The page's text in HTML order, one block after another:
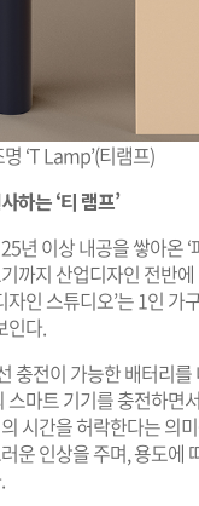
‘T Lamp’(티램프)
하는 ‘티 램프’
년 이상 내공을 쌓아온 ‘
까지 산업디자인 전반
자인 스튜디오’는 1인 가
인다.
충전이 가능한 배터리
스마트 기기를 충전하면
시간을 허락한다는 의
운 인상을 주며, 용도에